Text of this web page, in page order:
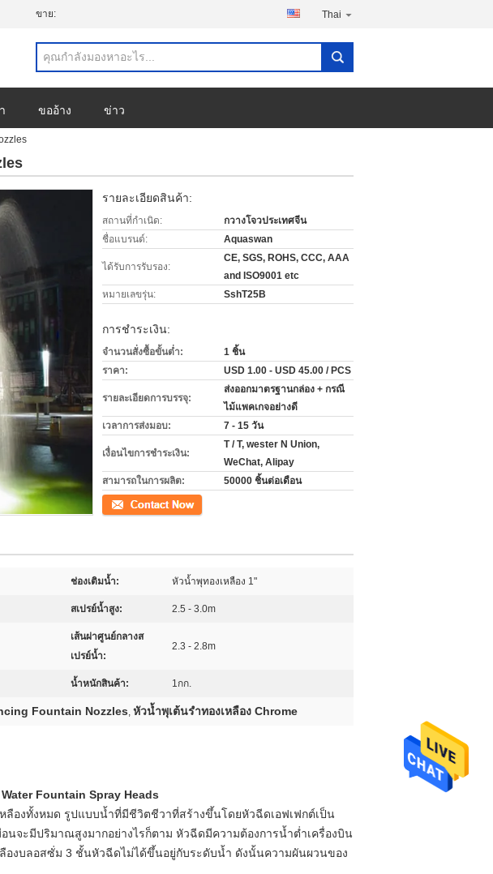
ขาย: Thai
ขออ้าง ข่าว
รายละเอียดสินค้า:
สถานที่กำเนิด:
กวางโจวประเทศจีน
ชื่อแบรนด์:
Aquaswan
ได้รับการรับรอง:
CE, SGS, ROHS, CCC, AAA
and ISO9001 etc
หมายเลขรุ่น:
SshT25B
การชำระเงิน:
จำนวนสั่งซื้อขั้นต่ำ:
1 ชิ้น
ราคา:
USD 1.00 - USD 45.00 / PCS
รายละเอียดการบรรจุ:
ส่งออกมาตรฐานกล่อง + กรณี
ไม้แพคเกจอย่างดี
เวลาการส่งมอบ:
7 - 15 วัน
เงื่อนไขการชำระเงิน:
T / T, wester N Union,
WeChat, Alipay
สามารถในการผลิต:
50000 ชิ้นต่อเดือน
ติดต่อ
ช่องเติมน้ำ: หัวน้ำพุทองเหลือง 1"
สเปรย์น้ำสูง: 2.5 - 3.0m
เส้นผ่าศูนย์กลางส
เปรย์น้ำ:
2.3 - 2.8m
น้ำหนักสินค้า: 1กก.
Fountain Nozzles, หัวน้ำพุเต้นรำทองเหลือง Chrome
Fountain Spray Heads
หลืองทั้งหมด รูปแบบน้ำที่มีชีวิตชีวาที่สร้างขึ้นโดยหัวฉีดเอฟเฟกต์เป็น
จะมีปริมาณสูงมากอย่างไรก็ตาม หัวฉีดมีความต้องการน้ำต่ำเครื่องบิน
องบลอสซั่ม 3 ชั้นหัวฉีดไม่ได้ขึ้นอยู่กับระดับน้ำ ดังนั้นความผันผวนของ